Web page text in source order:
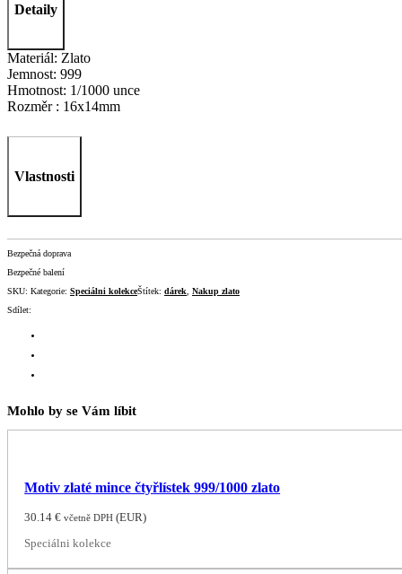
Detaily
Materiál: Zlato
Jemnost: 999
Hmotnost: 1/1000 unce
Rozměr : 16x14mm
Vlastnosti
Bezpečná doprava
Bezpečné balení
SKU: Kategorie: Speciálni kolekceŠtítek: dárek
Nakup zlato
Sdílet:
Mohlo by se Vám líbit
Motiv zlaté mince čtyřlístek 999/1000 zlato
30.14€ včetně DPH (EUR)
Speciálni kolekce